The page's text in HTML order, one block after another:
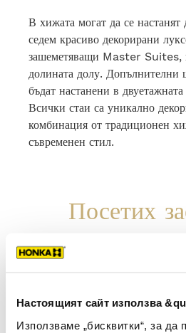
Настоящият сайт използва
Използваме „бисквитки“, за да
В хижата могат да се настанят
седем красиво декорирани
зашеметяващи Master Suites,
долината долу. Допълнителни
бъдат настанени в двуетажната
Всички стаи са уникално
комбинация от традиционен
съвременен стил.
Посетих
моята
ми ден -